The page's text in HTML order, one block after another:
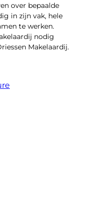
over bepaalde
in zijn vak, hele
te werken.
nodig
Makelaardij.